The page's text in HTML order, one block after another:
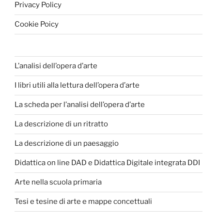
Privacy Policy
Cookie Poicy
L’analisi dell’opera d’arte
I libri utili alla lettura dell’opera d’arte
La scheda per l’analisi dell’opera d’arte
La descrizione di un ritratto
La descrizione di un paesaggio
Didattica on line DAD e Didattica Digitale integrata DDI
Arte nella scuola primaria
Tesi e tesine di arte e mappe concettuali